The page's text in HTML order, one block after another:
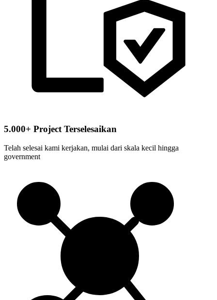
5.000+ Project Terselesaikan
Telah selesai kami kerjakan, mulai dari skala kecil hingga
government